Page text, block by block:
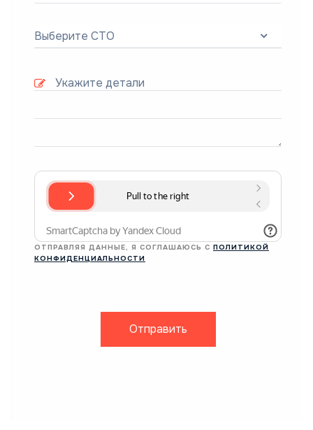
Выберите СТО
ОТПРАВЛЯЯ ДАННЫЕ, Я СОГЛАШАЮСЬ С ПОЛИТИКОЙ
КОНФИДЕНЦИАЛЬНОСТИ
Отправить